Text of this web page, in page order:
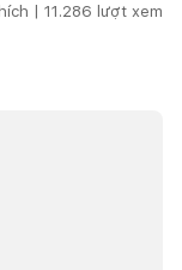
| 11.286 lượt xem